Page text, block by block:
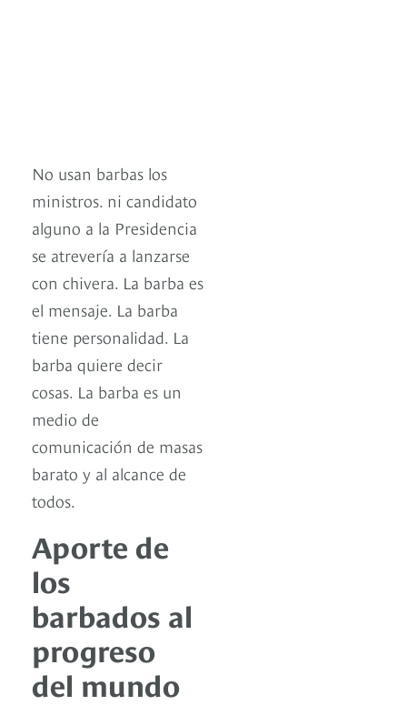
No usan barbas los
ministros. ni candidato
alguno a la Presidencia
se atrevería a lanzarse
con chivera. La barba es
el mensaje. La barba
tiene personalidad. La
barba quiere decir
cosas. La barba es un
medio de
comunicación de masas
barato y al alcance de
todos.
Aporte de
los
barbados al
progreso
del mundo